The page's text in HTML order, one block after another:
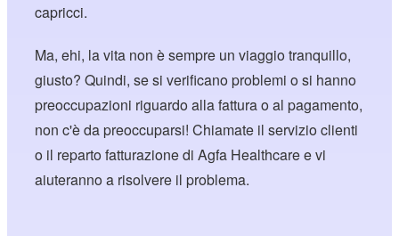
capricci.
Ma, ehi, la vita non è sempre un viaggio tranquillo,
giusto? Quindi, se si verificano problemi o si hanno
preoccupazioni riguardo alla fattura o al pagamento,
non c'è da preoccuparsi! Chiamate il servizio clienti
o il reparto fatturazione di Agfa Healthcare e vi
aiuteranno a risolvere il problema.